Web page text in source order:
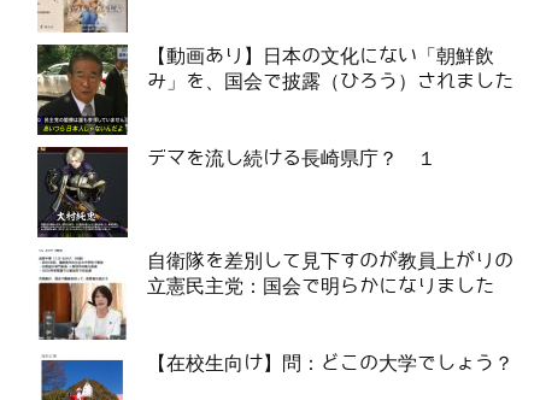
【動画あり】日本の文化にない「朝鮮飲
み」を、国会で披露（ひろう）されました
デマを流し続ける長崎県庁？ １
自衛隊を差別して見下すのが教員上がりの
立憲民主党：国会で明らかになりました
【在校生向け】問：どこの大学でしょう？